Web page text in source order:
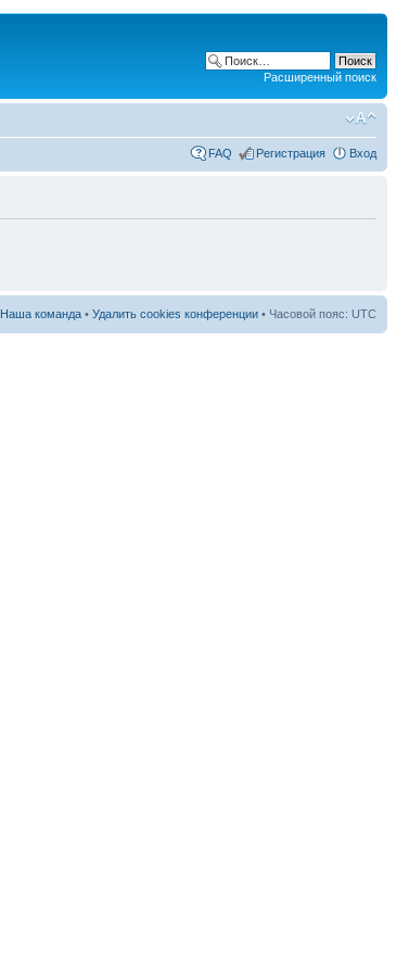
Расширенный поиск
FAQ Регистрация Вход
Наша команда • Удалить cookies конференции • Часовой пояс: UTC